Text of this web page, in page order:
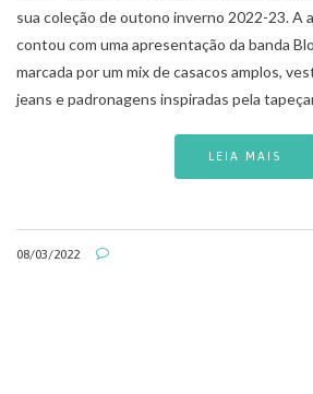
sua coleção de outono inverno 2022-23. A
contou com uma apresentação da banda
marcada por um mix de casacos amplos,
jeans e padronagens inspiradas pela
LEIA MAIS
08/03/2022